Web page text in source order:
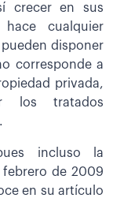
crecer en sus
cualquier
disponer
corresponde a
privada,
los tratados
incluso la
de 2009
en su artículo